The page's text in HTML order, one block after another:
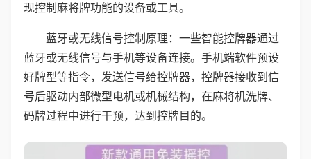
现控制麻将牌功能的设备或工具。
蓝牙或无线信号控制原理：一些智能控牌器通过
蓝牙或无线信号与手机等设备连接。手机端软件预设
好牌型等指令，发送信号给控牌器，控牌器接收到信
号后驱动内部微型电机或机械结构，在麻将机洗牌、
码牌过程中进行干预，达到控牌目的。